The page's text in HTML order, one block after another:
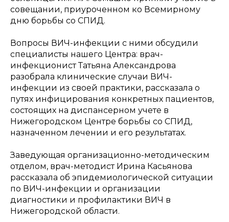
совещании, приуроченном ко Всемирному
дню борьбы со СПИД.
Вопросы ВИЧ-инфекции с ними обсудили
специалисты нашего Центра: врач-
инфекционист Татьяна Александрова
разобрала клинические случаи ВИЧ-
инфекции из своей практики, рассказала о
путях инфицирования конкретных пациентов,
состоящих на диспансерном учете в
Нижегородском Центре борьбы со СПИД,
назначенном лечении и его результатах.
Заведующая организационно-методическим
отделом, врач-методист Ирина Касьянова
рассказала об эпидемиологической ситуации
по ВИЧ-инфекции и организации
диагностики и профилактики ВИЧ в
Нижегородской области.